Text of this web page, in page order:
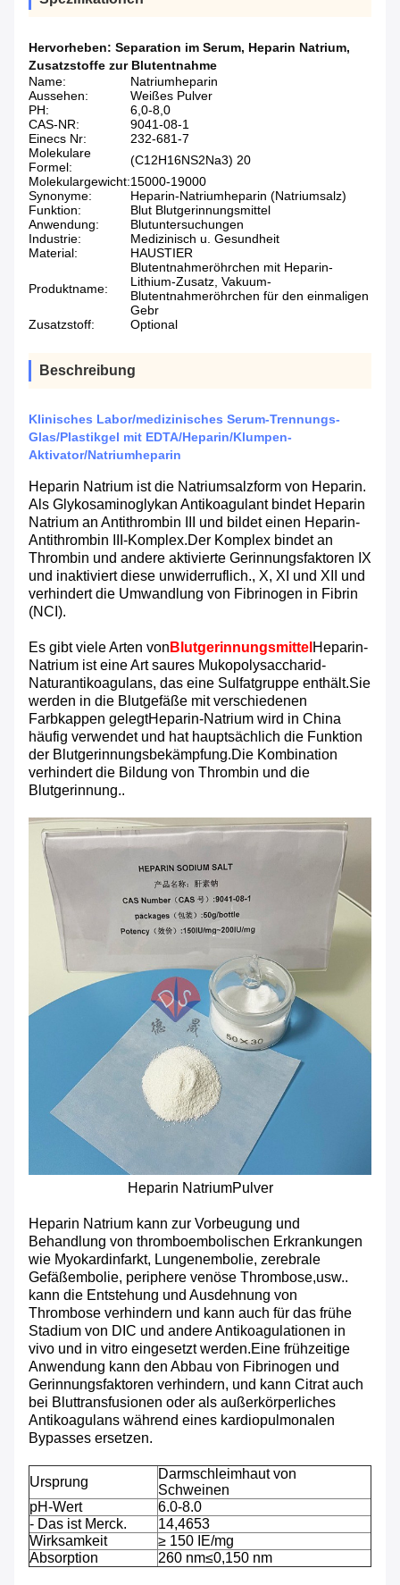
Hervorheben: Separation im Serum, Heparin Natrium,
Zusatzstoffe zur Blutentnahme
Name:
Natriumheparin
Aussehen:
Weißes Pulver
PH:
6,0-8,0
CAS-NR:
9041-08-1
Einecs Nr:
232-681-7
Molekulare
Formel:
(C12H16NS2Na3) 20
Molekulargewicht:15000-19000
Synonyme:
Heparin-Natriumheparin (Natriumsalz)
Funktion:
Blut Blutgerinnungsmittel
Anwendung:
Blutuntersuchungen
Industrie:
Medizinisch u. Gesundheit
Material:
HAUSTIER
Produktname:
Blutentnahmeröhrchen mit Heparin-
Lithium-Zusatz, Vakuum-
Blutentnahmeröhrchen für den einmaligen
Gebr
Zusatzstoff:
Optional
Beschreibung
Klinisches Labor/medizinisches Serum-Trennungs-
Glas/Plastikgel mit EDTA/Heparin/Klumpen-
Aktivator/Natriumheparin
Heparin Natrium ist die Natriumsalzform von Heparin.
Als Glykosaminoglykan Antikoagulant bindet Heparin
Natrium an Antithrombin III und bildet einen Heparin-
Antithrombin III-Komplex.Der Komplex bindet an
Thrombin und andere aktivierte Gerinnungsfaktoren IX
und inaktiviert diese unwiderruflich., X, XI und XII und
verhindert die Umwandlung von Fibrinogen in Fibrin
(NCI).
Es gibt viele Arten von Blutgerinnungsmittel Heparin-
Natrium ist eine Art saures Mukopolysaccharid-
Naturantikoagulans, das eine Sulfatgruppe enthält.Sie
werden in die Blutgefäße mit verschiedenen
Farbkappen gelegtHeparin-Natrium wird in China
häufig verwendet und hat hauptsächlich die Funktion
der Blutgerinnungsbekämpfung.Die Kombination
verhindert die Bildung von Thrombin und die
Blutgerinnung..
Heparin NatriumPulver
Heparin Natrium kann zur Vorbeugung und
Behandlung von thromboembolischen Erkrankungen
wie Myokardinfarkt, Lungenembolie, zerebrale
Gefäßembolie, periphere venöse Thrombose,usw..
kann die Entstehung und Ausdehnung von
Thrombose verhindern und kann auch für das frühe
Stadium von DIC und andere Antikoagulationen in
vivo und in vitro eingesetzt werden.Eine frühzeitige
Anwendung kann den Abbau von Fibrinogen und
Gerinnungsfaktoren verhindern, und kann Citrat auch
bei Bluttransfusionen oder als außerkörperliches
Antikoagulans während eines kardiopulmonalen
Bypasses ersetzen.
Ursprung
Darmschleimhaut von
Schweinen
pH-Wert
6.0-8.0
- Das ist Merck.
14,4653
Wirksamkeit
≥ 150 IE/mg
Absorption
260 nm≤0,150 nm